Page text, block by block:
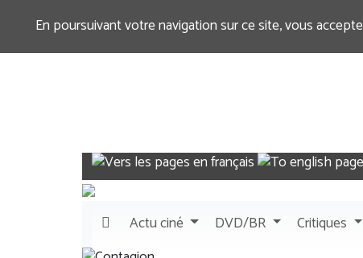
En poursuivant votre navigation sur ce site, vous
Actuciné DVD/BR Critiques